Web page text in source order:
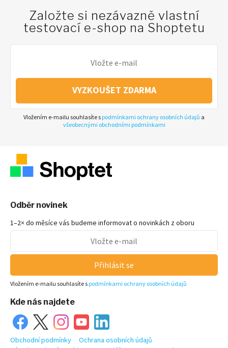
Založte si nezávazně vlastní
testovací e-shop na Shoptetu
VYZKOUŠET ZDARMA
Vložením e-mailu souhlasíte s podmínkami ochrany osobních údajů a
všeobecnými obchodními podmínkami
Odběr novinek
1–2× do měsíce vás budeme informovat o novinkách z oboru
Přihlásit se
Vložením e-mailu souhlasíte s podmínkami ochrany osobních údajů
Kde nás najdete
Obchodní podmínky
Ochrana osobních údajů